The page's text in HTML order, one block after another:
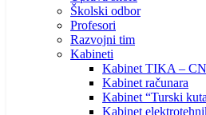
Školski odbor
Profesori
Razvojni tim
Kabineti
Kabinet TIKA –
Kabinet računara
Kabinet “Turski
Kabinet